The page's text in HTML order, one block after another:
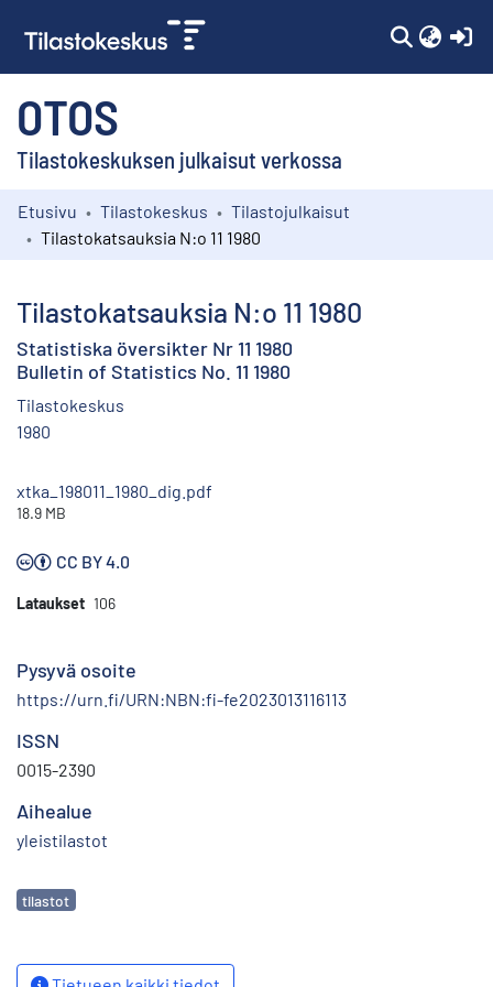
OTOS
Tilastokeskuksen julkaisut verkossa
Kokoelmat
Etusivu Tilastokeskus
Tilastojulkaisut
Tilastokatsauksia N:o 11 1980
Tilastokatsauksia N:o 11 1980
Statistiska översikter Nr 11 1980
Bulletin of Statistics No. 11 1980
Tilastokeskus
1980
xtka_198011_1980_dig.pdf
18.9 MB
CC BY 4.0
Lataukset 106
Pysyvä osoite
https://urn.fi/URN:NBN:fi-fe2023013116113
ISSN
0015-2390
Aihealue
yleistilastot
Avainsanat
tilastot